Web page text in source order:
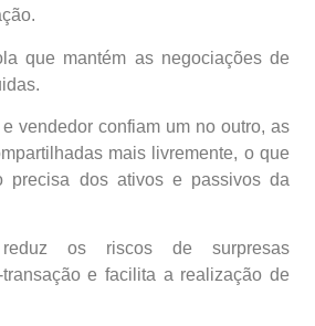
que mantém as negociações de
vendedor confiam um no outro, as
mais livremente, o que
precisa dos ativos e passivos da
os riscos de surpresas
e facilita a realização de